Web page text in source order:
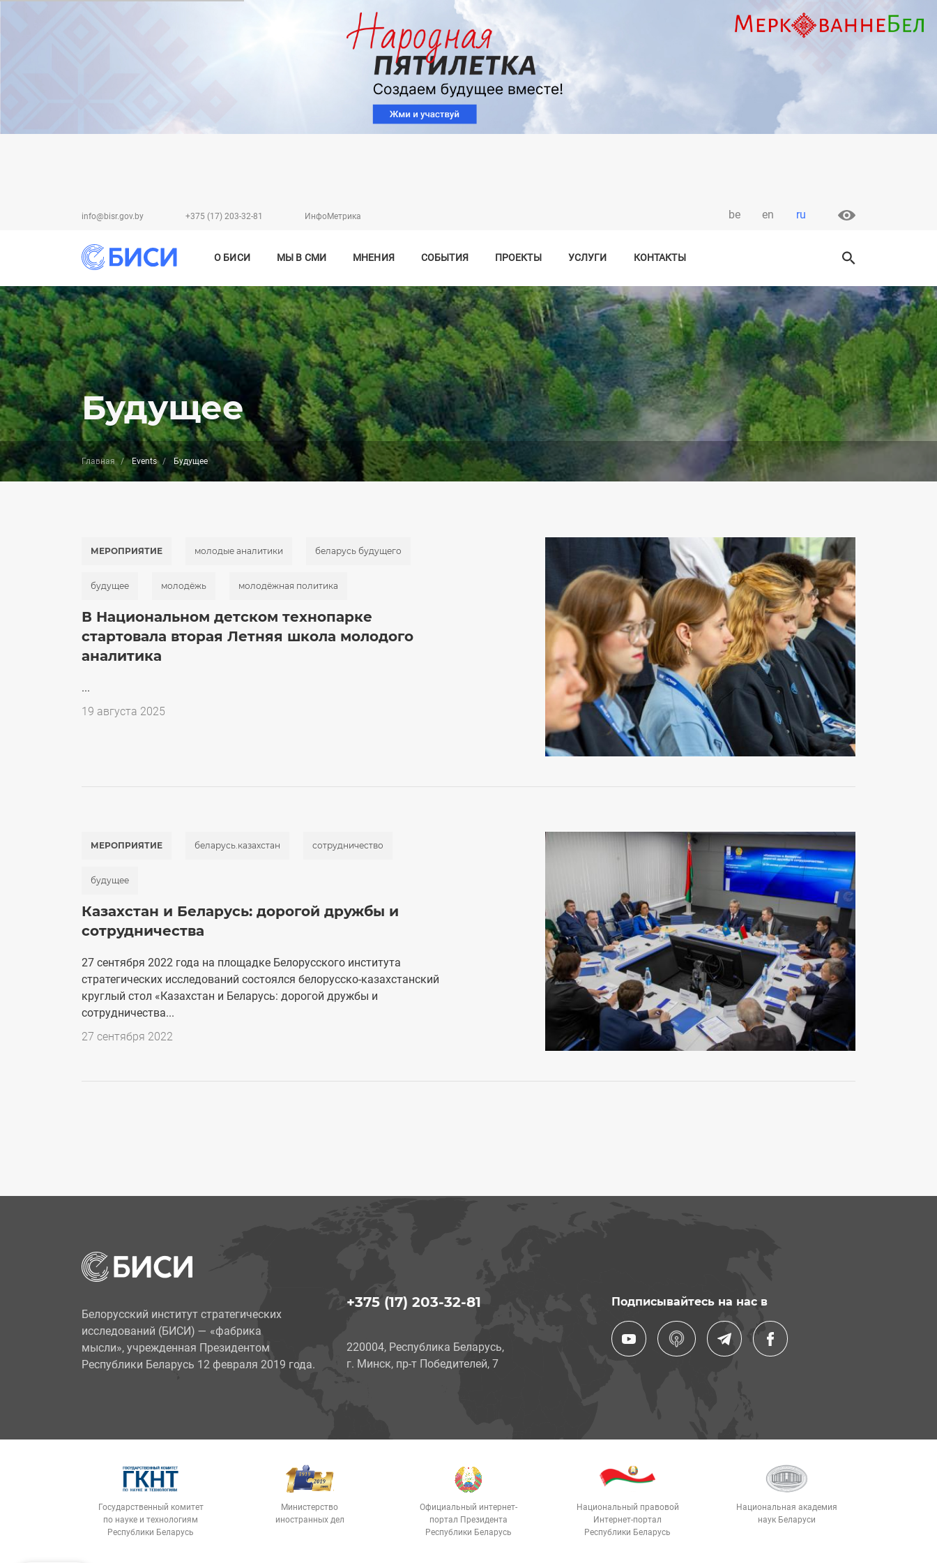
к
основному
содержанию
info@bisr.gov.by +375 (17) 203-32-81 ИнфоМетрика ru
be en
О БИСИ МЫ В СМИ МНЕНИЯ СОБЫТИЯ ПРОЕКТЫ УСЛУГИ КОНТАКТЫ
Будущее
Главная Events Будущее
МЕРОПРИЯТИЕ молодые аналитики беларусь будущего
будущее молодёжь молодёжная политика
В Национальном детском технопарке
стартовала вторая Летняя школа молодого
аналитика
...
Дата
19 августа 2025
МЕРОПРИЯТИЕ беларусь.казахстан сотрудничество
будущее
Казахстан и Беларусь: дорогой дружбы и
сотрудничества
27 сентября 2022 года на площадке Белорусского института
стратегических исследований состоялся белорусско-казахстанский
круглый стол «Казахстан и Беларусь: дорогой дружбы и
сотрудничества...
Дата
27 сентября 2022
Белорусский институт стратегических
исследований (БИСИ) — «фабрика
мысли», учрежденная Президентом
Республики Беларусь 12 февраля 2019 года.
+375 (17) 203-32-81
220004, Республика Беларусь,
г. Минск, пр-т Победителей, 7
Подписывайтесь на нас в
Государственный комитет
по науке и технологиям
Республики Беларусь
Министерство
иностранных дел
Официальный интернет-
портал Президента
Республики Беларусь
Национальный правовой
Интернет-портал
Республики Беларусь
Национальная академия
наук Беларуси